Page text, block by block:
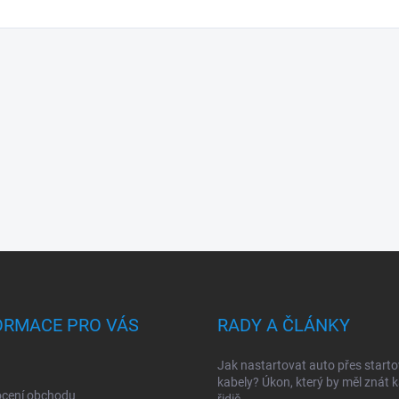
PRO VÁS
obchodu
RADY A ČLÁNKY
Jak nastartovat auto přes
kabely? Úkon, který by měl znát